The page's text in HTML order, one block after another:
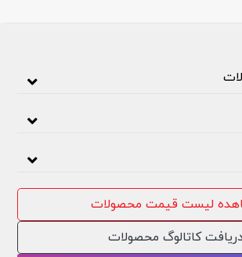
لیست قیمت محصولات
کاتالوگ محصولات